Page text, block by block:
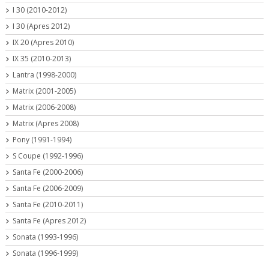
I 30 (2010-2012)
I 30 (Apres 2012)
IX 20 (Apres 2010)
IX 35 (2010-2013)
Lantra (1998-2000)
Matrix (2001-2005)
Matrix (2006-2008)
Matrix (Apres 2008)
Pony (1991-1994)
S Coupe (1992-1996)
Santa Fe (2000-2006)
Santa Fe (2006-2009)
Santa Fe (2010-2011)
Santa Fe (Apres 2012)
Sonata (1993-1996)
Sonata (1996-1999)